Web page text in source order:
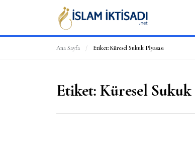
Ana Sayfa / Etiket: Küresel Sukuk Pİyasası
Etiket: Küresel Sukuk